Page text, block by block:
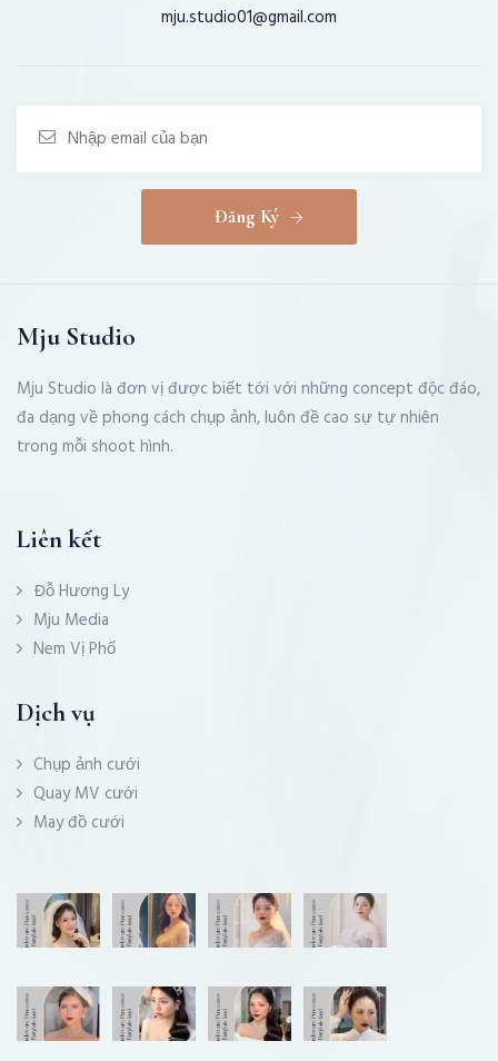
mju.studio01@gmail.com
Đăng Ký
Mju Studio
Mju Studio là đơn vị được biết tới với những concept độc đáo,
đa dạng về phong cách chụp ảnh, luôn đề cao sự tự nhiên
trong mỗi shoot hình.
Liên kết
Đỗ Hương Ly
Mju Media
Nem Vị Phố
Dịch vụ
Chụp ảnh cưới
Quay MV cưới
May đồ cưới